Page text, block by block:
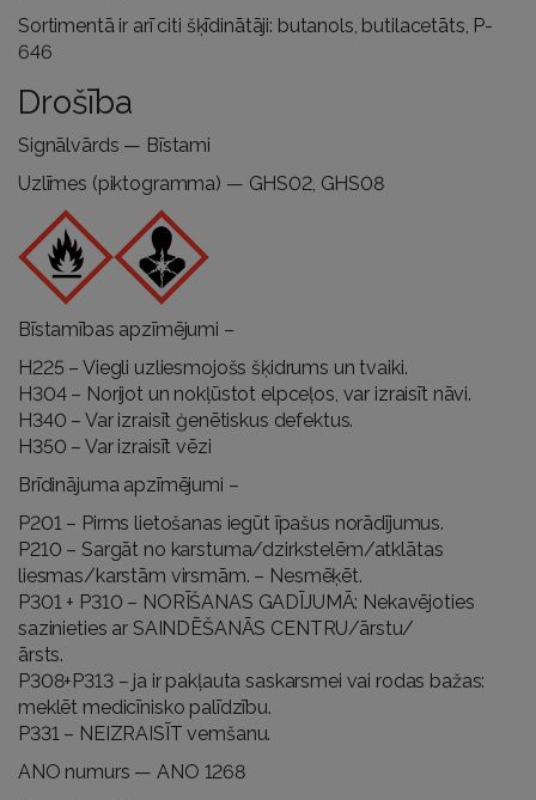
Sortimentā ir arī citi šķīdinātāji: butanols butilacetāts P-
646
Drošība
Signālvārds — Bīstami
Uzlīmes (piktogramma) — GHS02, GHS08
Bīstamības apzīmējumi –
H225 – Viegli uzliesmojošs šķidrums un tvaiki.
H304 – Norijot un nokļūstot elpceļos, var izraisīt nāvi.
H340 – Var izraisīt ģenētiskus defektus.
H350 – Var izraisīt vēzi
Brīdinājuma apzīmējumi –
P201 – Pirms lietošanas iegūt īpašus norādījumus.
P210 – Sargāt no karstuma/dzirkstelēm/atklātas
liesmas/karstām virsmām. – Nesmēķēt.
P301 + P310 – NORĪŠANAS GADĪJUMĀ: Nekavējoties
sazinieties ar SAINDĒŠANĀS CENTRU/ārstu/
ārsts.
P308+P313 – ja ir pakļauta saskarsmei vai rodas bažas:
meklēt medicīnisko palīdzību.
P331 – NEIZRAISĪT vemšanu.
ANO numurs — ANO 1268